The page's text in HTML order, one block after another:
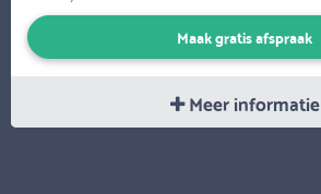
Maak gratis afspraak
Meer informatie